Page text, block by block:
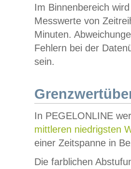
Im Binnenbereich
Messwerte von
Minuten.
Fehlern bei der
sein.
In PEGELONLINE
mittleren niedrigsten
einer Zeitspanne in
Die farblichen